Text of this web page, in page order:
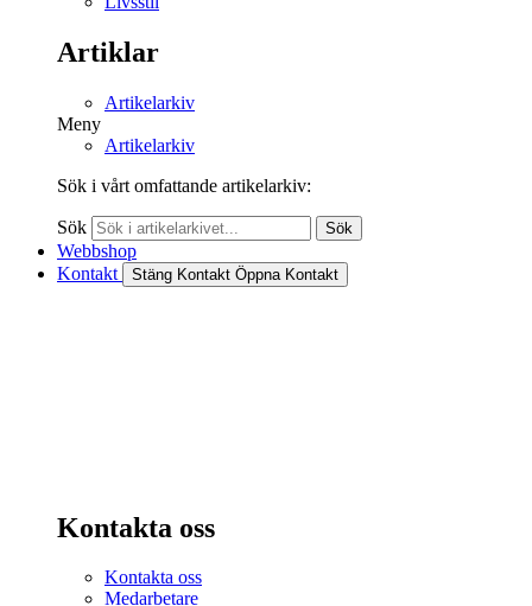
Artiklar
Artikelarkiv
Meny
Artikelarkiv
Sök i vårt omfattande artikelarkiv:
Sök Sök
Webbshop
Kontakt
Stäng Kontakt Öppna Kontakt
Kontakta oss
Kontakta oss
Medarbetare